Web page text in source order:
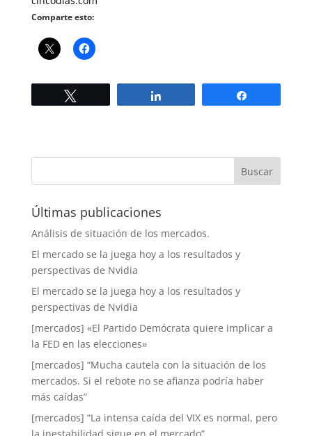
Comparte esto:
Últimas publicaciones
Análisis de situación de los mercados.
El mercado se la juega hoy a los resultados y
perspectivas de Nvidia
El mercado se la juega hoy a los resultados y
perspectivas de Nvidia
[mercados] «El Partido Demócrata quiere implicar a
la FED en las elecciones»
[mercados] “Mucha cautela con la situación de los
mercados. Si el rebote no se afianza podría haber
más caídas”
[mercados] “La intensa caída del VIX es normal, pero